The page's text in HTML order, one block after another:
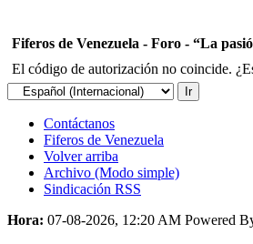
Fiferos de Venezuela - Foro - “La
El código de autorización no coincide.
Contáctanos
Fiferos de Venezuela
Volver arriba
Archivo (Modo simple)
Sindicación RSS
Hora: 07-08-2026, 12:20 AM Powered